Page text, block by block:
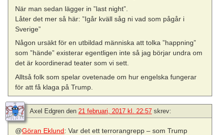
När man sedan lägger in ”last night”.
Låter det mer så här: ”Igår kväll såg ni vad som pågår i
Sverige”
Någon ursäkt för en utbildad människa att tolka ”happning”
som ”hände” existerar egentligen inte så jag börjar undra om
det är koordinerad teater som vi sett.
Alltså folk som spelar ovetenade om hur engelska fungerar
för att få klaga på Trump.
Axel Edgren den 21 februari, 2017 kl. 22:57 skrev:
@Göran Eklund: Var det ett terrorangrepp – som Trump